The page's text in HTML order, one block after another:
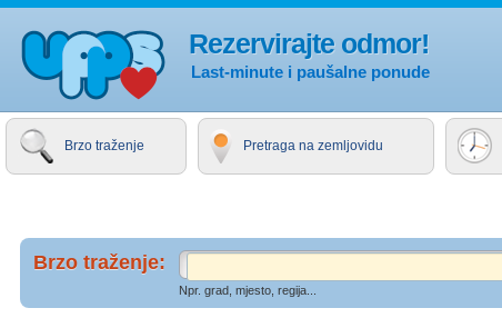
Rezervirajte odmor!
Last-minute i paušalne ponude
Brzo traženje Pretraga na zemljovidu
Brzo traženje:
Npr. grad, mjesto, regija...